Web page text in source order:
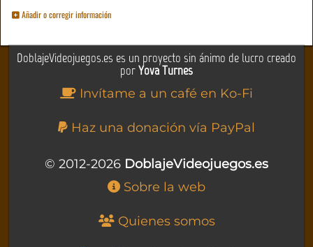
Añadir o corregir información
DoblajeVideojuegos.es es un proyecto sin ánimo de lucro creado
porYova Turnes
Invítame a un café en Ko-Fi
Haz una donación vía PayPal
© 2012-2026 DoblajeVideojuegos.es
Sobre la web
Quienes somos